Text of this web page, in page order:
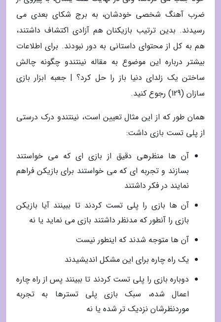
ضرب آهنگ شخصی خودشان، به برج شکای بعدی می
رسیدند. بدین ترتیب بازیکنان هم آزادی اکتشاف داشتند،
هم به کل از محتوای داستانی به دور نبودند. برای اطلاعات
بیشتر درباره این موضوع به مقاله نینتندو چگونه چالش
ساختن یک زلدای دنیا باز را حل کرد؟ | جعبه ابزار بازی
سازان (129) رجوع کنید.
همان طور که از این مثال تعیین است، نینتندو درک درستی
از پلی تست بازی داشت:
آن ها منظرهی دقیق از بازی ای که می خواستند
بسازند و تجربه ای که می خواستند برای بازیکن فراهم
نمایند در فکر داشتند
آن ها بازی را پلی تست کردند تا ببینند آیا بازیکن
بازی را آنطور که مدنظر داشتند بازی می نماید یا نه
آن ها متوجه شدند که اینطور نیست
یک راه چاره برای این مشکل اندیشیدند
دوباره بازی را پلی تست کردند تا ببینند پس از راه چاره
اعمال شده، سبک بازی پلی تسترها به تجربه
موردنظرشان نزدیک تر شده یا نه